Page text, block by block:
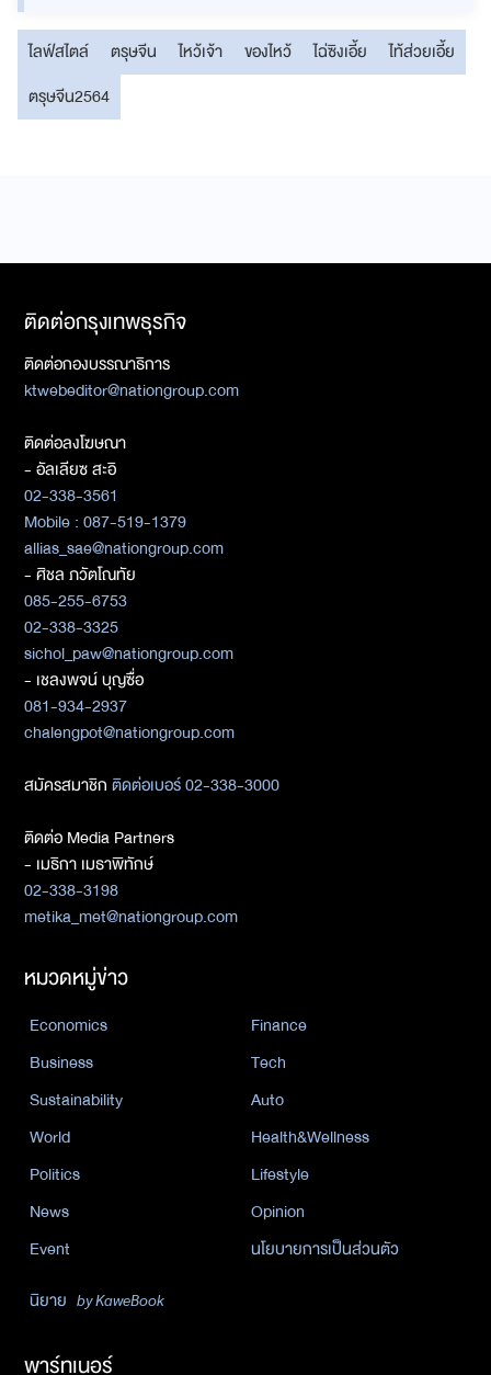
ไลฟ์สไตล์ ตรุษจีน ไหว้เจ้า ของไหว้ ไฉ่ซิงเอี้ย
ไท้ส่วยเอี้ย
ตรุษจีน2564
ติดต่อกรุงเทพธุรกิจ
ติดต่อกองบรรณาธิการ
ktwebeditor@nationgroup.com
ติดต่อลงโฆษณา
- อัลเลียซ สะอิ
02-338-3561
Mobile : 087-519-1379
allias_sae@nationgroup.com
- ศิชล ภวัตโณทัย
085-255-6753
02-338-3325
sichol_paw@nationgroup.com
- เชลงพจน์ บุญซื่อ
081-934-2937
chalengpot@nationgroup.com
สมัครสมาชิกติดต่อเบอร์ 02-338-3000
ติดต่อ Media Partners
- เมธิกา เมธาพิทักษ์
02-338-3198
metika_met@nationgroup.com
หมวดหมู่ข่าว
Economics
Finance
Business
Tech
Sustainability
Auto
World
Health&Wellness
Politics
Lifestyle
News
Opinion
Event
นโยบายการเป็นส่วนตัว
นิยาย by KaweBook
พาร์ทเนอร์